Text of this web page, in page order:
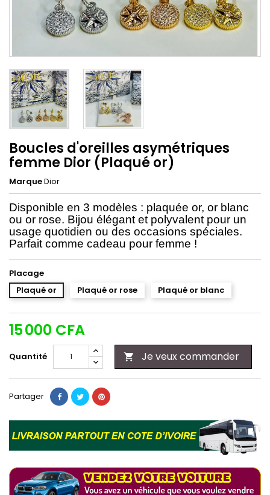
Boucles d'oreilles asymétriques
femme Dior (Plaqué or)
MarqueDior
Disponible en 3 modèles : plaquée or, or blanc
ou or rose. Bijou élégant et polyvalent pour un
usage quotidien ou des occasions spéciales.
Parfait comme cadeau pour femme !
Placage
Plaqué or
Plaqué or rose Plaqué or blanc
15 000 CFA
Quantité  Je veux commander
Partager